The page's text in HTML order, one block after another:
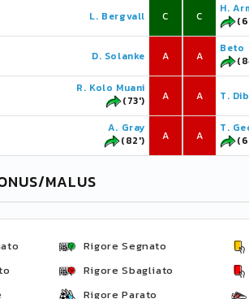
L. Bergvall C
D. Solanke A
R. Kolo Muani
(73')
A
A. Gray
(82')
A
C
H.
A
Beto
A T.
A
T.
MALUS
Rigore Segnato
Rigore Sbagliato
Rigore Parato